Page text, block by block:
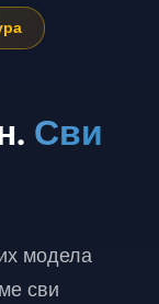
Сви
модела
сви